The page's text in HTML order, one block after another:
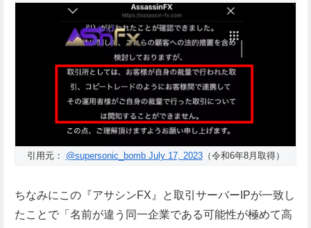
引用元： @supersonic_bomb July 17, 2023（令和6年8月取得）
ちなみにこの『アサシンFX』と取引サーバーIPが一致し
たことで「名前が違う同一企業である可能性が極めて高